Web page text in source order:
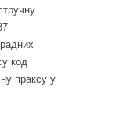
код
праксу у